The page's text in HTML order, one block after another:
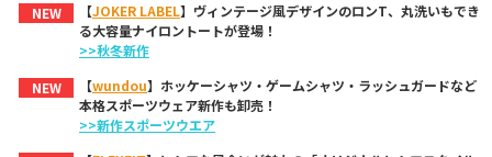
NEW
【JOKER LABEL】ヴィンテージ風デザインのロンT、丸洗いもでき
る大容量ナイロントートが登場！
>>秋冬新作
NEW
【wundou】ホッケーシャツ・ゲームシャツ・ラッシュガードなど
本格スポーツウェア新作も卸売！
>>新作スポーツウエア